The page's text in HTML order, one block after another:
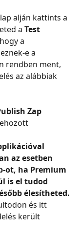
alján kattints a
a Test
a
e a
rendben ment,
az alábbiak
Zap
az esetben
ot, ha Premium
is el tudod
élesítheted.
és itt
került